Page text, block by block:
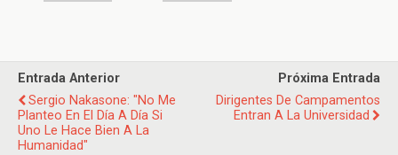
Entrada Anterior
Sergio Nakasone: "No Me
Planteo En El Día A Día Si
Uno Le Hace Bien A La
Humanidad"
Próxima Entrada
Dirigentes De Campamentos
Entran A La Universidad